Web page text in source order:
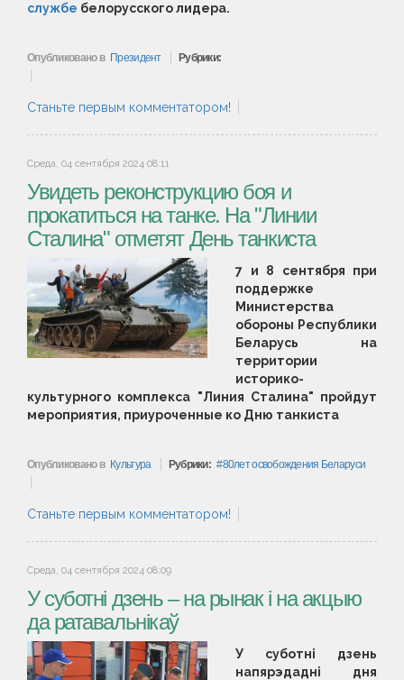
службе белорусского лидера.
Опубликовано в Президент Рубрики:
Станьте первым комментатором!
Среда, 04 сентября 2024 08:11
Увидеть реконструкцию боя и
прокатиться на танке. На "Линии
Сталина" отметят День танкиста
7 и 8 сентября при
поддержке
Министерства
обороны Республики
Беларусь на
территории
историко-
культурного комплекса "Линия Сталина" пройдут
мероприятия, приуроченные ко Дню танкиста
Опубликовано в Культура Рубрики: 80лет освобождения Беларуси
Станьте первым комментатором!
Среда, 04 сентября 2024 08:09
У суботні дзень – на рынак і на акцыю
да ратавальнікаў
У суботні дзень
напярэдадні дня